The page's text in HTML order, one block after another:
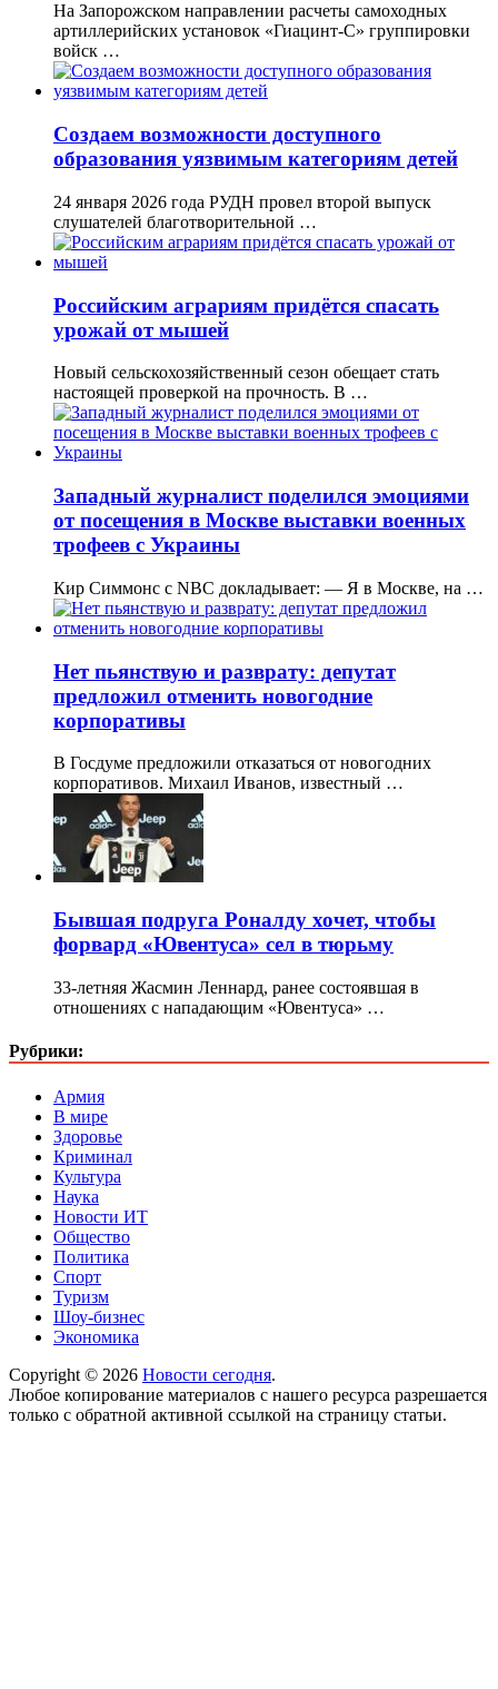
На Запорожском направлении расчеты самоходных
артиллерийских установок «Гиацинт-С» группировки
войск …
Создаем возможности доступного
образования уязвимым категориям детей
24 января 2026 года РУДН провел второй выпуск
слушателей благотворительной …
Российским аграриям придётся спасать
урожай от мышей
Новый сельскохозяйственный сезон обещает стать
настоящей проверкой на прочность. В …
Западный журналист поделился эмоциями
от посещения в Москве выставки военных
трофеев с Украины
Кир Симмонс с NBC докладывает: — Я в Москве, на …
Нет пьянствую и разврату: депутат
предложил отменить новогодние
корпоративы
В Госдуме предложили отказаться от новогодних
корпоративов. Михаил Иванов, известный …
Бывшая подруга Роналду хочет, чтобы
форвард «Ювентуса» сел в тюрьму
33-летняя Жасмин Леннард, ранее состоявшая в
отношениях с нападающим «Ювентуса» …
Рубрики:
Армия
В мире
Здоровье
Криминал
Культура
Наука
Новости ИТ
Общество
Политика
Спорт
Туризм
Шоу-бизнес
Экономика
Copyright © 2026 Новости сегодня.
Любое копирование материалов с нашего ресурса разрешается
только с обратной активной ссылкой на страницу статьи.